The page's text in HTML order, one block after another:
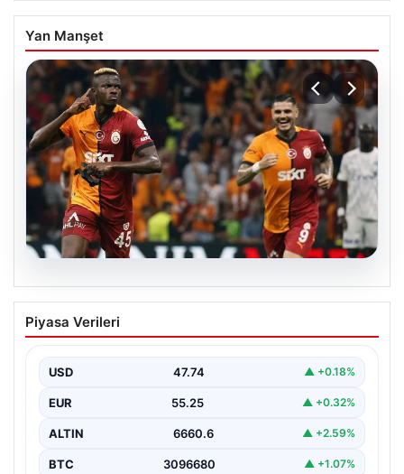
Yan Manşet
Osimhen’den Icardi tepkisi! Yönetimin o
teklifini reddetti
Piyasa Verileri
USD 47.74 ▲ +0.18%
EUR 55.25 ▲ +0.32%
ALTIN 6660.6 ▲ +2.59%
BTC 3096680 ▲ +1.07%